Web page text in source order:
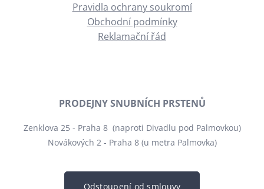
Pravidla ochrany soukromí
Obchodní podmínky
Reklamační řád
PRODEJNY SNUBNÍCH PRSTENŮ
Zenklova 25 - Praha 8 (naproti Divadlu pod Palmovkou)
Novákových 2 - Praha 8 (u metra Palmovka)
Odstoupení od smlouvy